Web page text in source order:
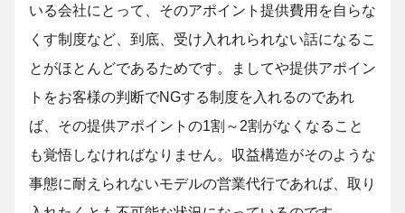
いる会社にとって、そのアポイント提供費用を自らな
くす制度など、到底、受け入れれられない話になるこ
とがほとんどであるためです。ましてや提供アポイン
トをお客様の判断でNGする制度を入れるのであれ
ば、その提供アポイントの1割～2割がなくなること
も覚悟しなければなりません。収益構造がそのような
事態に耐えられないモデルの営業代行であれば、取り